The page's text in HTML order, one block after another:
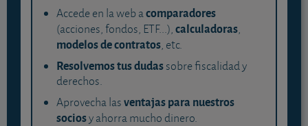
Accede en la web acomparadores
(acciones, fondos, ETF...),calculadoras,
modelos de contratos, etc.
Resolvemos tus dudassobre fiscalidad y
derechos.
Aprovecha lasventajas para nuestros
sociosy ahorra mucho dinero.